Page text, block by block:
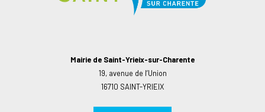
Mairie de Saint-Yrieix-sur-Charente
19, avenue de l’Union
16710 SAINT-YRIEIX